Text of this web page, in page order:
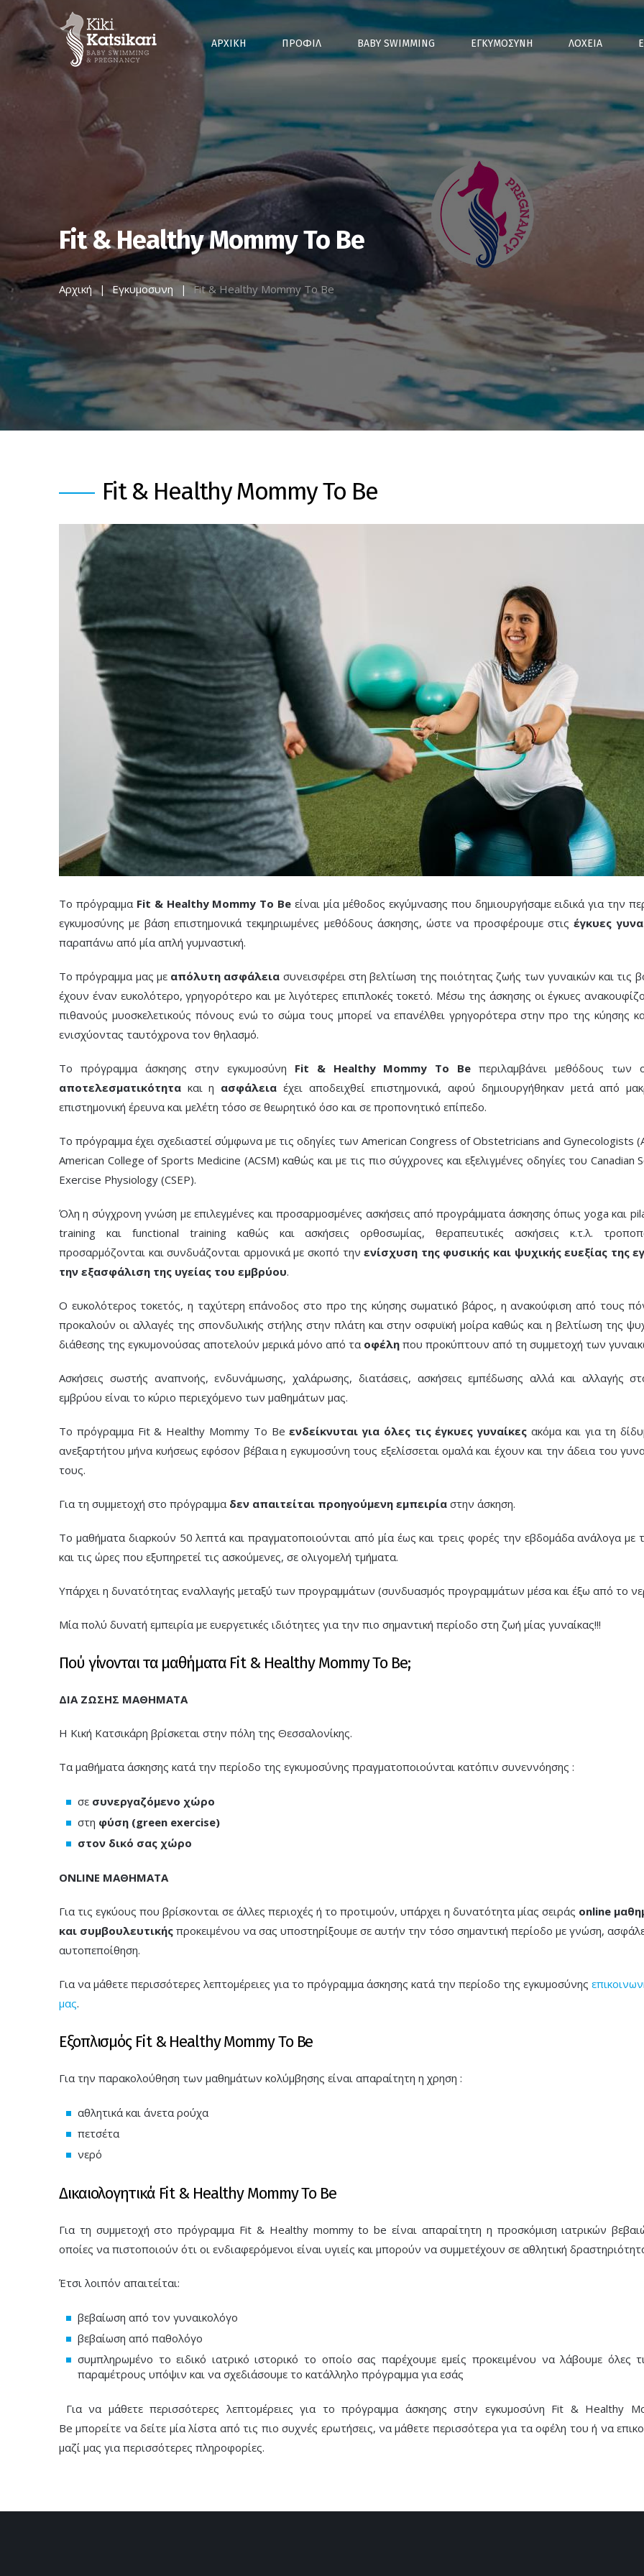
Παράκαμψη
κυρίως
περιεχόμενο
ΑΡΧΙΚΗ ΠΡΟΦΙΛ BABY SWIMMING ΕΓΚΥΜΟΣΥΝΗ ΛΟΧΕΙΑ
Fit & Healthy Mommy To Be
Αρχική Εγκυμοσυνη Fit & Healthy Mommy To Be
Fit & Healthy Mommy To Be
Το πρόγραμμα Fit & Healthy Mommy To Be είναι μία μέθοδος εκγύμνασης που δημιουργήσαμε ειδικά για την
εγκυμοσύνης με βάση επιστημονικά τεκμηριωμένες μεθόδους άσκησης, ώστε να προσφέρουμε στις έγκυες
παραπάνω από μία απλή γυμναστική.
Το πρόγραμμα μας με απόλυτη ασφάλεια συνεισφέρει στη βελτίωση της ποιότητας ζωής των γυναικών και τις
έχουν έναν ευκολότερο, γρηγορότερο και με λιγότερες επιπλοκές τοκετό. Μέσω της άσκησης οι έγκυες
πιθανούς μυοσκελετικούς πόνους ενώ το σώμα τους μπορεί να επανέλθει γρηγορότερα στην προ της κύησης
ενισχύοντας ταυτόχρονα τον θηλασμό.
Το πρόγραμμα άσκησης στην εγκυμοσύνη Fit & Healthy Mommy To Be περιλαμβάνει μεθόδους των
αποτελεσματικότητα και η ασφάλεια έχει αποδειχθεί επιστημονικά, αφού δημιουργήθηκαν μετά από
επιστημονική έρευνα και μελέτη τόσο σε θεωρητικό όσο και σε προπονητικό επίπεδο.
Το πρόγραμμα έχει σχεδιαστεί σύμφωνα με τις οδηγίες των American Congress of Obstetricians and Gynecologists
American College of Sports Medicine (ACSM) καθώς και με τις πιο σύγχρονες και εξελιγμένες οδηγίες του Canadian
Exercise Physiology (CSEP).
Όλη η σύγχρονη γνώση με επιλεγμένες και προσαρμοσμένες ασκήσεις από προγράμματα άσκησης όπως yoga και
training και functional training καθώς και ασκήσεις ορθοσωμίας, θεραπευτικές ασκήσεις κ.τ.λ.
προσαρμόζονται και συνδυάζονται αρμονικά με σκοπό τηνενίσχυση της φυσικής και ψυχικής ευεξίας της
την εξασφάλιση της υγείας του εμβρύου.
Ο ευκολότερος τοκετός, η ταχύτερη επάνοδος στο προ της κύησης σωματικό βάρος, η ανακούφιση από τους
προκαλούν οι αλλαγές της σπονδυλικής στήλης στην πλάτη και στην οσφυϊκή μοίρα καθώς και η βελτίωση της
διάθεσης της εγκυμονούσας αποτελούν μερικά μόνο από τα οφέλη που προκύπτουν από τη συμμετοχή των
Ασκήσεις σωστής αναπνοής, ενδυνάμωσης, χαλάρωσης, διατάσεις, ασκήσεις εμπέδωσης αλλά και αλλαγής
εμβρύου είναι το κύριο περιεχόμενο των μαθημάτων μας.
Το πρόγραμμα Fit & Healthy Mommy To Beενδείκνυται για όλες τις έγκυες γυναίκες ακόμα και για τη
ανεξαρτήτου μήνα κυήσεως εφόσον βέβαια η εγκυμοσύνη τους εξελίσσεται ομαλά και έχουν και την άδεια του
τους.
Για τη συμμετοχή στο πρόγραμμα δεν απαιτείται προηγούμενη εμπειρία στην άσκηση.
Το μαθήματα διαρκούν 50 λεπτά και πραγματοποιούνται από μία έως και τρεις φορές την εβδομάδα ανάλογα με
και τις ώρες που εξυπηρετεί τις ασκούμενες, σε ολιγομελή τμήματα.
Υπάρχει η δυνατότητας εναλλαγής μεταξύ των προγραμμάτων (συνδυασμός προγραμμάτων μέσα και έξω από το
Μία πολύ δυνατή εμπειρία με ευεργετικές ιδιότητες για την πιο σημαντική περίοδο στη ζωή μίας γυναίκας!!!
Πού γίνονται τα μαθήματα Fit & Healthy Mommy To Be;
ΔΙΑ ΖΩΣΗΣ ΜΑΘΗΜΑΤΑ
Η Κική Κατσικάρη βρίσκεται στην πόλη της Θεσσαλονίκης.
Τα μαθήματα άσκησης κατά την περίοδο της εγκυμοσύνης πραγματοποιούνται κατόπιν συνεννόησης :
σε συνεργαζόμενο χώρο
στη φύση (green exercise)
στον δικό σας χώρο
ONLINE ΜΑΘΗΜΑΤΑ
Για τις εγκύους που βρίσκονται σε άλλες περιοχές ή το προτιμούν, υπάρχει η δυνατότητα μίας σειράς online
και συμβουλευτικής προκειμένου να σας υποστηρίξουμε σε αυτήν την τόσο σημαντική περίοδο με γνώση,
αυτοπεποίθηση.
Για να μάθετε περισσότερες λεπτομέρειες για το πρόγραμμα άσκησης κατά την περίοδο της εγκυμοσύνης
μας.
Εξοπλισμός Fit & Healthy Mommy To Be
Για την παρακολούθηση των μαθημάτων κολύμβησης είναι απαραίτητη η χρηση :
αθλητικά και άνετα ρούχα
πετσέτα
νερό
Δικαιολογητικά Fit & Healthy Mommy To Be
Για τη συμμετοχή στο πρόγραμμα Fit & Healthy mommy to be είναι απαραίτητη η προσκόμιση ιατρικών
οποίες να πιστοποιούν ότι οι ενδιαφερόμενοι είναι υγιείς και μπορούν να συμμετέχουν σε αθλητική
Έτσι λοιπόν απαιτείται:
βεβαίωση από τον γυναικολόγο
βεβαίωση από παθολόγο
συμπληρωμένο το ειδικό ιατρικό ιστορικό το οποίο σας παρέχουμε εμείς προκειμένου να λάβουμε όλες
παραμέτρους υπόψιν και να σχεδιάσουμε το κατάλληλο πρόγραμμα για εσάς
Για να μάθετε περισσότερες λεπτομέρειες για το πρόγραμμα άσκησης στην εγκυμοσύνη Fit & Healthy
Beμπορείτε να δείτε μία λίστα από τις πιο συχνές ερωτήσεις, να μάθετε περισσότερα για τα οφέλη του ή να
μαζί μας για περισσότερες πληροφορίες.